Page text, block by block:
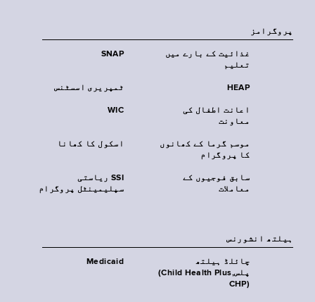
پروگرامز
SNAP
غذائیت کے بارے میں
تعلیم
ٹمپریری اسسٹنس HEAP
WIC
اعانت اطفال کی
معاونت
اسکول کا کھانا
موسم گرما کے کھانوں
کا پروگرام
SSI ریاستی
سپلیمینٹل پروگرام
سابق فوجیوں کے
معاملات
‏ہیلتھ انشورنس
Medicaid
چائلڈ ہیلتھ
پلس‎(Child Health Plus,
CHP)‎